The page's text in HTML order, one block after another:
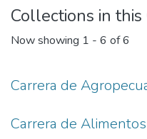
Collections in
Now showing 1 - 6 of 6
Carrera de
Carrera de Alimentos